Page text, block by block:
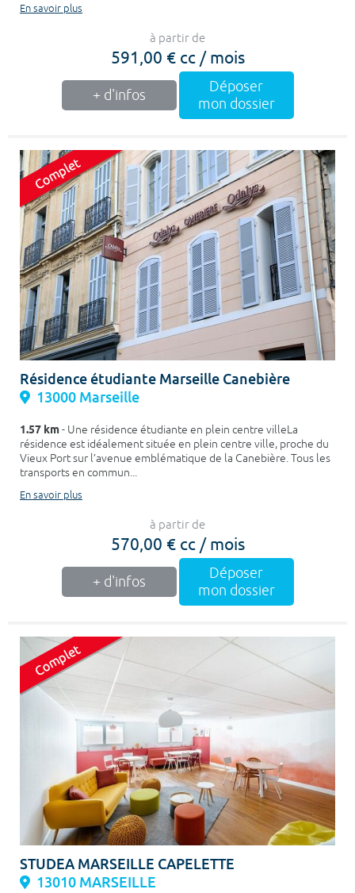
En savoir plus
à partir de
591,00 € cc / mois
+ d'infos
Déposer
mon dossier
Résidence étudiante Marseille Canebière
13000 Marseille
1.57 km- Une résidence étudiante en plein centre villeLa
résidence est idéalement située en plein centre ville, proche du
Vieux Port sur l’avenue emblématique de la Canebière. Tous les
transports en commun...
En savoir plus
à partir de
570,00 € cc / mois
+ d'infos
Déposer
mon dossier
STUDEA MARSEILLE CAPELETTE
13010 MARSEILLE